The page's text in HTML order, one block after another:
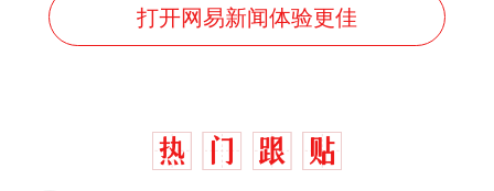
打开网易新闻体验更佳